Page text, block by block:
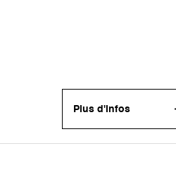
Plus d'infos